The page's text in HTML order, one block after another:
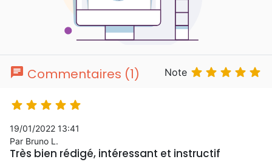
chat Commentaires (1) Note     
    
19/01/2022 13:41
Par Bruno L.
Très bien rédigé, intéressant et instructif